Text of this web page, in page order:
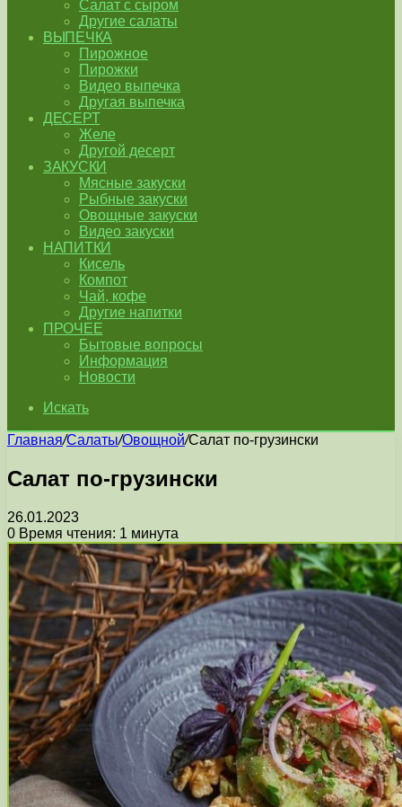
Салат с сыром
Другие салаты
ВЫПЕЧКА
Пирожное
Пирожки
Видео выпечка
Другая выпечка
ДЕСЕРТ
Желе
Другой десерт
ЗАКУСКИ
Мясные закуски
Рыбные закуски
Овощные закуски
Видео закуски
НАПИТКИ
Кисель
Компот
Чай, кофе
Другие напитки
ПРОЧЕЕ
Бытовые вопросы
Информация
Новости
Искать
Главная/Салаты/Овощной/Салат по-грузински
Салат по-грузински
26.01.2023
0 Время чтения: 1 минута